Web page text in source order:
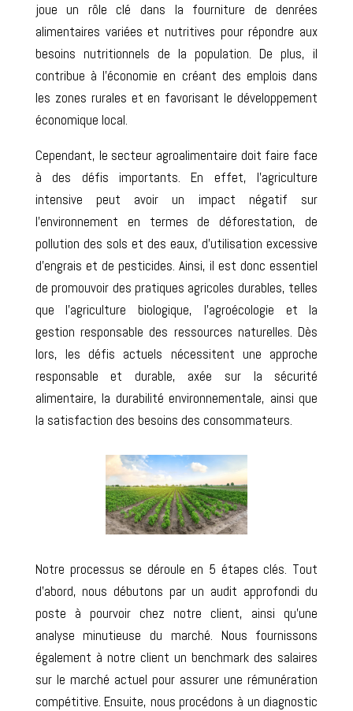
joue un rôle clé dans la fourniture de denrées
alimentaires variées et nutritives pour répondre aux
besoins nutritionnels de la population. De plus, il
contribue à l’économie en créant des emplois dans
les zones rurales et en favorisant le développement
économique local.
Cependant, le secteur agroalimentaire doit faire face
à des défis importants. En effet, l’agriculture
intensive peut avoir un impact négatif sur
l’environnement en termes de déforestation, de
pollution des sols et des eaux, d’utilisation excessive
d’engrais et de pesticides. Ainsi, il est donc essentiel
de promouvoir des pratiques agricoles durables, telles
que l’agriculture biologique, l’agroécologie et la
gestion responsable des ressources naturelles. Dès
lors, les défis actuels nécessitent une approche
responsable et durable, axée sur la sécurité
alimentaire, la durabilité environnementale, ainsi que
la satisfaction des besoins des consommateurs.
Notre processus se déroule en 5 étapes clés. Tout
d’abord, nous débutons par un audit approfondi du
poste à pourvoir chez notre client, ainsi qu’une
analyse minutieuse du marché. Nous fournissons
également à notre client un benchmark des salaires
sur le marché actuel pour assurer une rémunération
compétitive. Ensuite, nous procédons à un diagnostic